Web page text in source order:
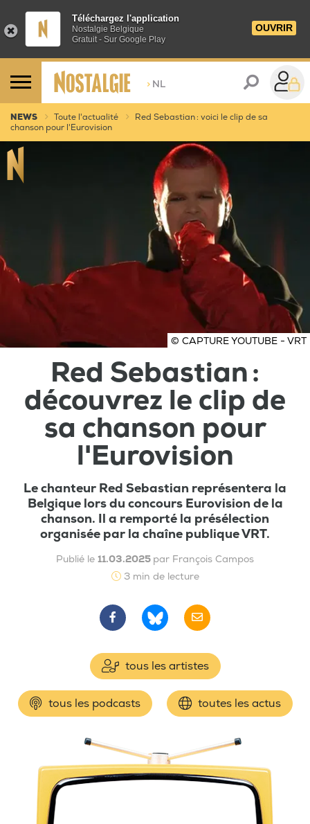
Téléchargez l'application
Nostalgie Belgique
Gratuit - Sur Google Play
OUVRIR
> NL
NEWS Toute l'actualité
Red Sebastian : voici le clip de sa
chanson pour l'Eurovision
© CAPTURE YOUTUBE - VRT
Red Sebastian :
découvrez le clip de
sa chanson pour
l'Eurovision
Le chanteur Red Sebastian représentera la
Belgique lors du concours Eurovision de la
chanson. Il a remporté la présélection
organisée par la chaîne publique VRT.
Publié le 11.03.2025 par François Campos
3 min de lecture
tous les artistes
tous les podcasts toutes les actus